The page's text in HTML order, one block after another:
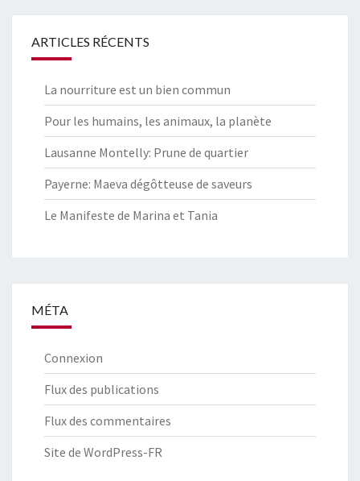
ARTICLES RÉCENTS
La nourriture est un bien commun
Pour les humains, les animaux, la planète
Lausanne Montelly: Prune de quartier
Payerne: Maeva dégôtteuse de saveurs
Le Manifeste de Marina et Tania
MÉTA
Connexion
Flux des publications
Flux des commentaires
Site de WordPress-FR